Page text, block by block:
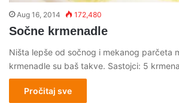
Aug 16, 2014 172,480
Sočne krmenadle
Ništa lepše od sočnog i mekanog parčeta
krmenadle su baš takve. Sastojci: 5
Pročitaj sve